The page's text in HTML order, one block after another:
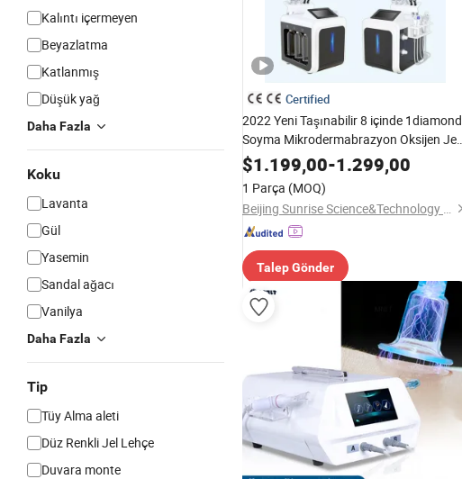
Kalıntı içermeyen
Beyazlatma
Katlanmış
Düşük yağ
Daha Fazla
Koku
Lavanta
Gül
Yasemin
Sandal ağacı
Vanilya
Daha Fazla
Tip
Tüy Alma aleti
Düz Renkli Jel Lehçe
Duvara monte
Certified
2022 Yeni Taşınabilir 8 içinde 1diamond
Soyma Mikrodermabrazyon Oksijen Jet
Aqua Yüz Bakımı Derin Temizleme Hydra
Dermabrazyon Yüz Güzellik Ekipmanı
$1.199,00-1.299,00
1 Parça (MOQ)
Beijing Sunrise Science&Technology Co., Ltd.
Talep Gönder